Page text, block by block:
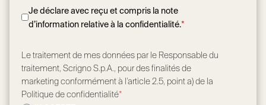
Je déclare avec reçu et compris la note
d’information relative à la confidentialité.*
Le traitement de mes données par le Responsable du
traitement, Scrigno S.p.A., pour des finalités de
marketing conformément à l’article 2.5, point a) de la
Politique de confidentialité*